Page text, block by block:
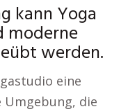
kann Yoga
moderne
werden.
eine
die